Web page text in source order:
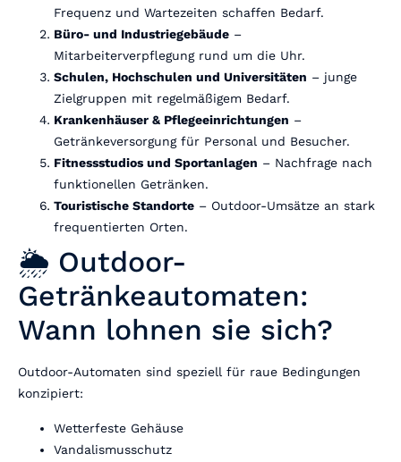
Frequenz und Wartezeiten schaffen Bedarf.
Büro- und Industriegebäude –
Mitarbeiterverpflegung rund um die Uhr.
Schulen, Hochschulen und Universitäten – junge
Zielgruppen mit regelmäßigem Bedarf.
Krankenhäuser & Pflegeeinrichtungen –
Getränkeversorgung für Personal und Besucher.
Fitnessstudios und Sportanlagen – Nachfrage nach
funktionellen Getränken.
Touristische Standorte – Outdoor-Umsätze an stark
frequentierten Orten.
🌦️ Outdoor-
Getränkeautomaten:
Wann lohnen sie sich?
Outdoor-Automaten sind speziell für raue Bedingungen
konzipiert:
Wetterfeste Gehäuse
Vandalismusschutz